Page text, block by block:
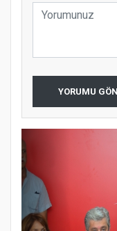
YORUMU